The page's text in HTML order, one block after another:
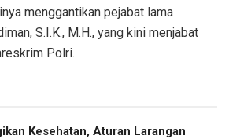
menggantikan pejabat lama
S.I.K., M.H., yang kini menjabat
Polri.
Kesehatan, Aturan Larangan